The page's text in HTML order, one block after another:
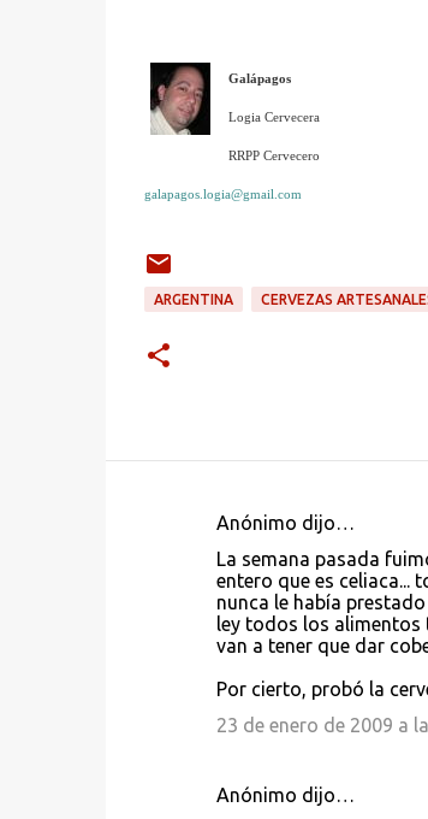
Galápagos
Logia Cervecera
RRPP Cervecero
galapagos.logia@gmail.com
ARGENTINA CERVEZAS
Anónimo dijo…
La semana pasada
entero que es celiaca...
nunca le había
ley todos los alimentos
van a tener que dar
Por cierto, probó la
23 de enero de 2009 a
Anónimo dijo…